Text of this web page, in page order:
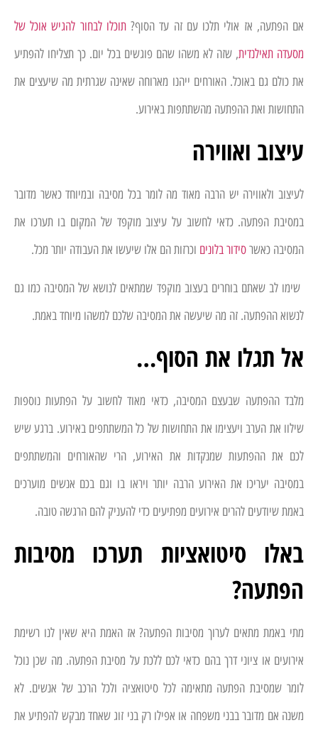
אם הפתעה, אז אולי תלכו עם זה עד הסוף?תוכלו לבחור להגיש אוכל של
מסעדה תאילנדית, שזה לא משהו שהם פוגשים בכל יום. כך תצליחו להפתיע
את כולם גם באוכל. האורחים ייהנו מארוחה שאינה שגרתית מה שיעצים את
התחושות ואת ההפתעה מהשתתפות באירוע.
עיצוב ואווירה
לעיצוב ולאווירה יש הרבה מאוד מה לומר בכל מסיבה ובמיוחד כאשר מדובר
במסיבת הפתעה. כדאי לחשוב על עיצוב מוקפד של המקום בו תערכו את
המסיבה כאשרסידור בלונים וכרזות הם אלו שיעשו את העבודה יותר מכל.
שימו לב שאתם בוחרים בעצוב מוקפד שמתאים לנושא של המסיבה כמו גם
לנשוא ההפתעה. זה מה שיעשה את המסיבה שלכם למשהו מיוחד באמת.
אל תגלו את הסוף…
מלבד ההפתעה שבעצם המסיבה, כדאי מאוד לחשוב על הפתעות נוספות
שילוו את הערב ויעצימו את התחושות של כל המשתתפים באירוע. ברגע שיש
לכם את ההפתעות שמנקדות את האירוע, הרי שהאורחים והמשתתפים
במסיבה יעריכו את האירוע הרבה יותר ויראו בו וגם בכם אנשים מוערכים
באמת שיודעים להרים אירועים מפתיעים כדי להעניק להם הרגשה טובה.
באלו סיטואציות תערכו מסיבות
הפתעה?
מתי באמת מתאים לערוך מסיבות הפתעה? אז האמת היא שאין לנו רשימת
אירועים או ציוני דרך בהם כדאי לכם ללכת על מסיבת הפתעה. מה שכן נוכל
לומר שמסיבת הפתעה מתאימה לכל סיטואציה ולכל הרכב של אנשים. לא
משנה אם מדובר בבני משפחה או אפילו רק בני זוג שאחד מבקש להפתיע את